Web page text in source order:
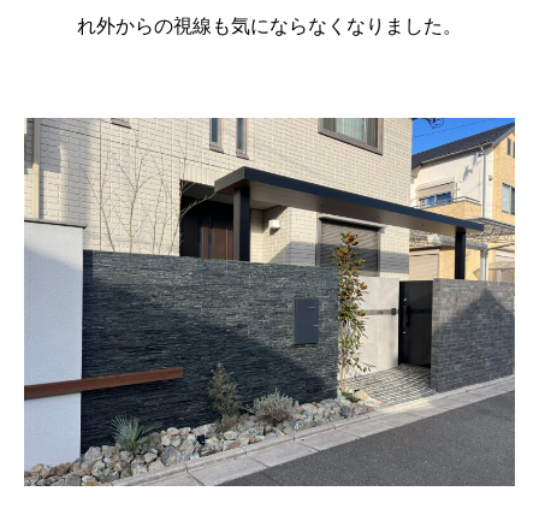
れ外からの視線も気にならなくなりました。